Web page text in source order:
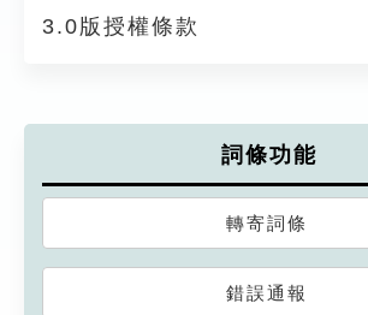
3.0版授權條款
詞條功能
轉寄詞條
錯誤通報